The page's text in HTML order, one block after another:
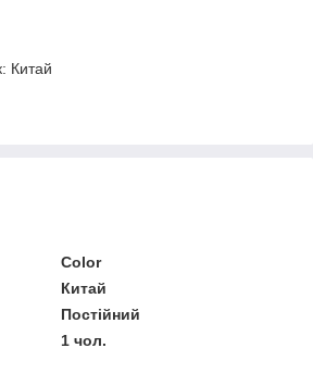
Китай
Color
Китай
Постійний
1 чол.